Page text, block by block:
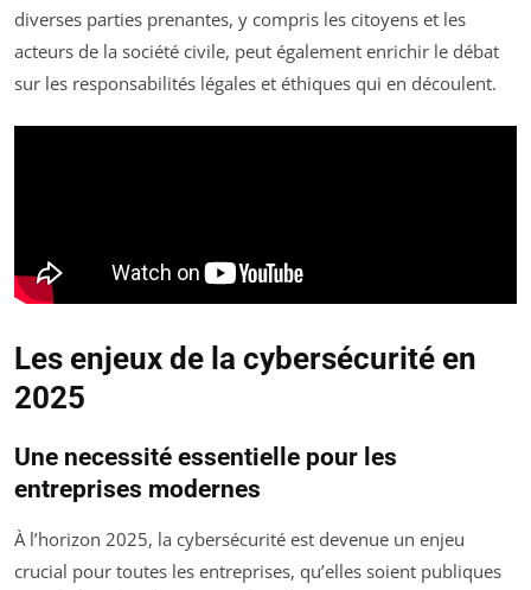
diverses parties prenantes, y compris les citoyens et les
acteurs de la société civile, peut également enrichir le débat
sur les responsabilités légales et éthiques qui en découlent.
Les enjeux de la cybersécurité en
2025
Une necessité essentielle pour les
entreprises modernes
À l’horizon 2025, la cybersécurité est devenue un enjeu
crucial pour toutes les entreprises, qu’elles soient publiques